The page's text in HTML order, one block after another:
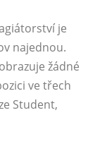
je
najednou.
žádné
ve třech
Student,